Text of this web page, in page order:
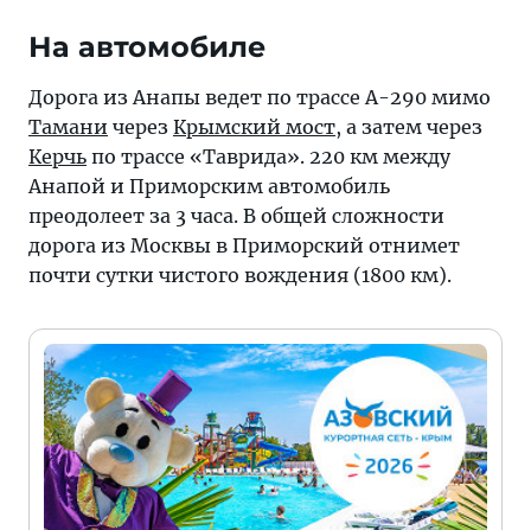
На автомобиле
Дорога из Анапы ведет по трассе А-290 мимо
Тамани через Крымский мост, а затем через
Керчь по трассе «Таврида». 220 км между
Анапой и Приморским автомобиль
преодолеет за 3 часа. В общей сложности
дорога из Москвы в Приморский отнимет
почти сутки чистого вождения (1800 км).